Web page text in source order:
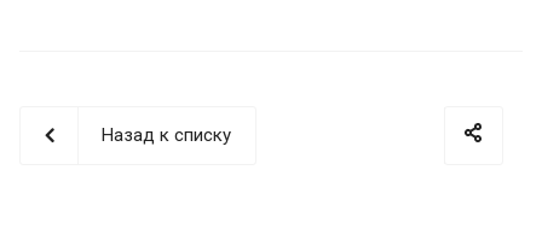
Назад к списку